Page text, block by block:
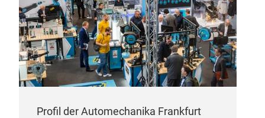
Profil der Automechanika Frankfurt